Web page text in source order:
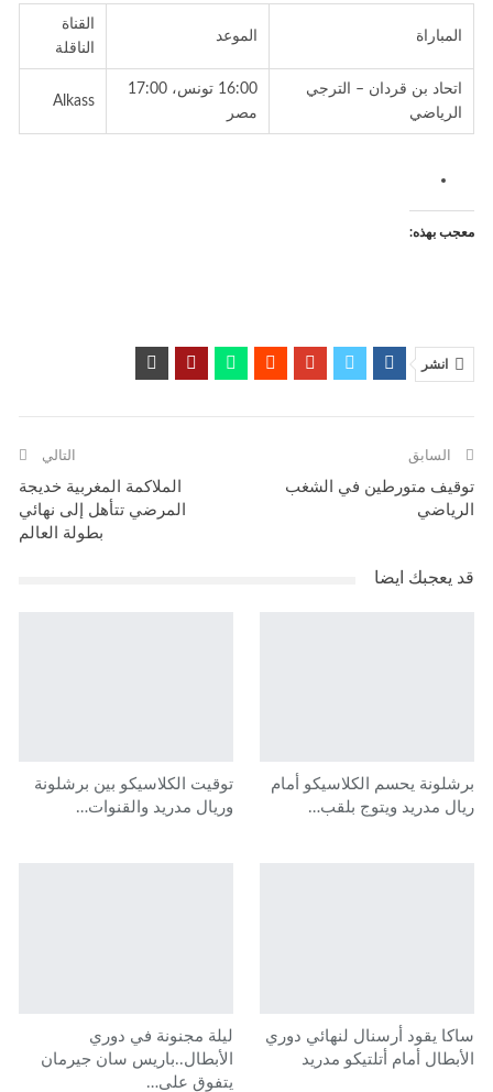
المباراة الموعد
القناة
الناقلة
اتحاد بن قردان – الترجي
الرياضي
16:00 تونس، 17:00
مصر
Alkass
معجب بهذه:
انشر
السابق
توقيف متورطين في الشغب
الرياضي
التالي
الملاكمة المغربية خديجة
المرضي تتأهل إلى نهائي
بطولة العالم
قد يعجبك ايضا
برشلونة يحسم الكلاسيكو أمام
ريال مدريد ويتوج بلقب…
توقيت الكلاسيكو بين برشلونة
وريال مدريد والقنوات…
ساكا يقود أرسنال لنهائي دوري
الأبطال أمام أتلتيكو مدريد
ليلة مجنونة في دوري
الأبطال..باريس سان جيرمان
يتفوق على…